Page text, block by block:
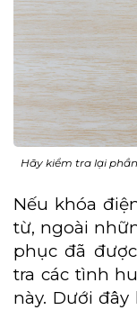
Hãy kiểm tra lại
Nếu khóa
từ, ngoài
phục đã
tra các tình
này. Dưới